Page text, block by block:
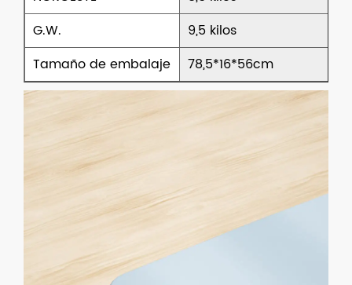
G.W.
9,5 kilos
Tamaño de embalaje
78,5*16*56cm